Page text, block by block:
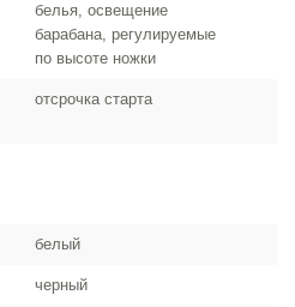
белья, освещение
барабана, регулируемые
по высоте ножки
отсрочка старта
белый
черный